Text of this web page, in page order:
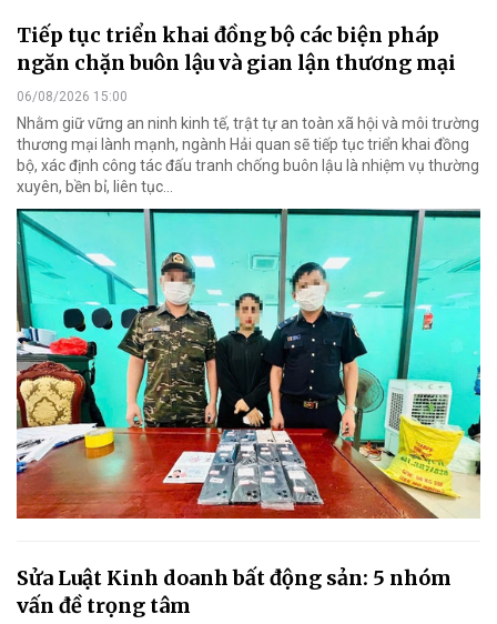
Tiếp tục triển khai đồng bộ các biện pháp
ngăn chặn buôn lậu và gian lận thương mại
06/08/2026 15:00
Nhằm giữ vững an ninh kinh tế, trật tự an toàn xã hội và môi trường
thương mại lành mạnh, ngành Hải quan sẽ tiếp tục triển khai đồng
bộ, xác định công tác đấu tranh chống buôn lậu là nhiệm vụ thường
xuyên, bền bỉ, liên tục…
Sửa Luật Kinh doanh bất động sản: 5 nhóm
vấn đề trọng tâm